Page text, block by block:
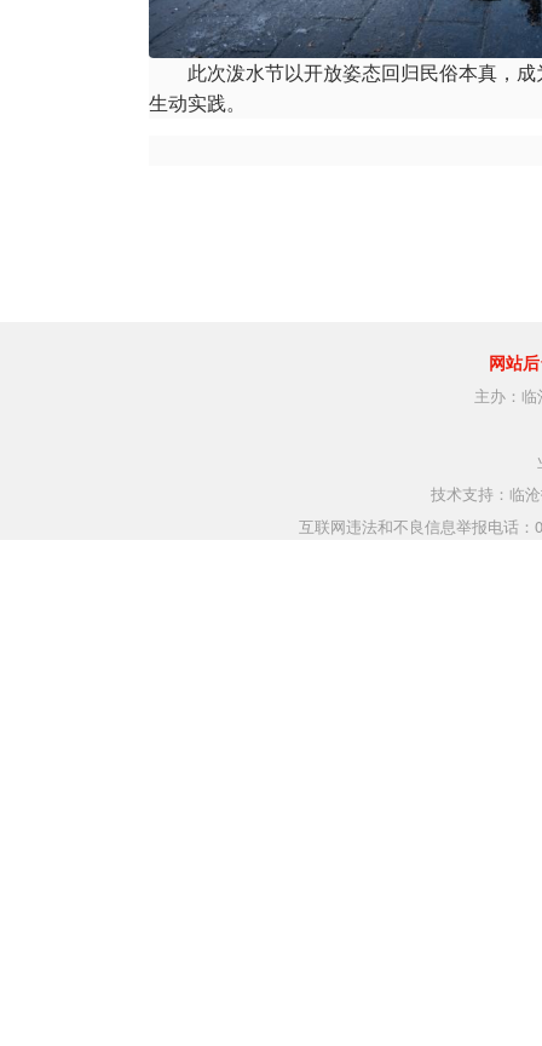
此次泼水节以开放姿态回归民俗本真，成
生动实践。
网站
主办：
技术支持：临
互联网违法和不良信息举报电话